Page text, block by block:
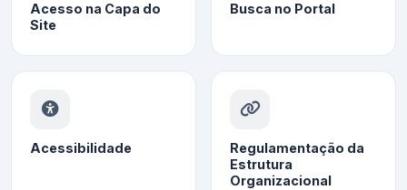
Acesso na Capa do
Site
Busca no Portal
Acessibilidade
Regulamentação da
Estrutura
Organizacional